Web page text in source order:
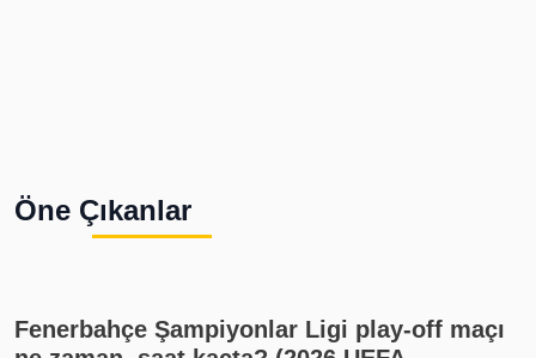
Öne Çıkanlar
Fenerbahçe Şampiyonlar Ligi play-off maçı